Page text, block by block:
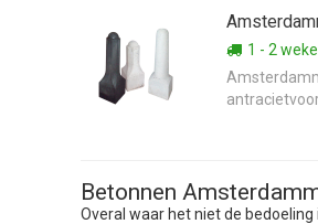
1 - 2
Betonnen
Overal waar het niet de